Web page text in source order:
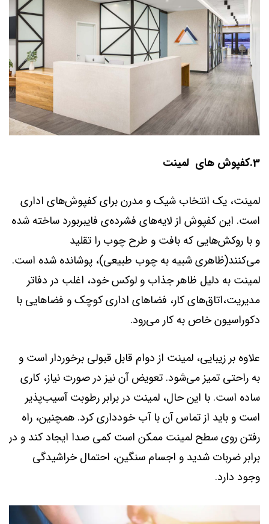
3.کفپوش های لمینت
لمینت، یک انتخاب شیک و مدرن برای کفپوش‌های اداری
است. این کفپوش از لایه‌های فشرده‌ی فایبربورد ساخته شده
و با روکش‌هایی که بافت و طرح چوب را تقلید
می‌کنند(ظاهری شبیه به چوب طبیعی)، پوشانده شده است.
لمینت به دلیل ظاهر جذاب و لوکس خود، اغلب در دفاتر
مدیریت،اتاق‌های کار، فضاهای اداری کوچک و فضاهایی با
دکوراسیون خاص به کار می‌رود.
علاوه بر زیبایی، لمینت از دوام قابل قبولی برخوردار است و
به راحتی تمیز می‌شود. تعویض آن نیز در صورت نیاز، کاری
ساده است. با این حال، لمینت در برابر رطوبت آسیب‌پذیر
است و باید از تماس آن با آب خودداری کرد. همچنین، راه
رفتن روی سطح لمینت ممکن است کمی صدا ایجاد کند و در
برابر ضربات شدید و اجسام سنگین، احتمال خراشیدگی
وجود دارد.